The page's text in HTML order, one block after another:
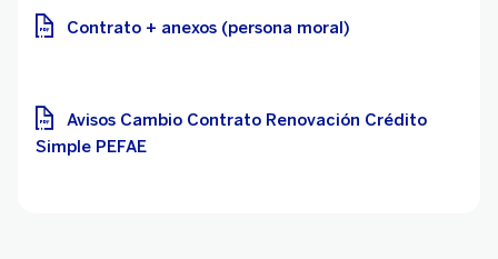
Contrato + anexos (persona moral)
Avisos Cambio Contrato Renovación Crédito
Simple PEFAE